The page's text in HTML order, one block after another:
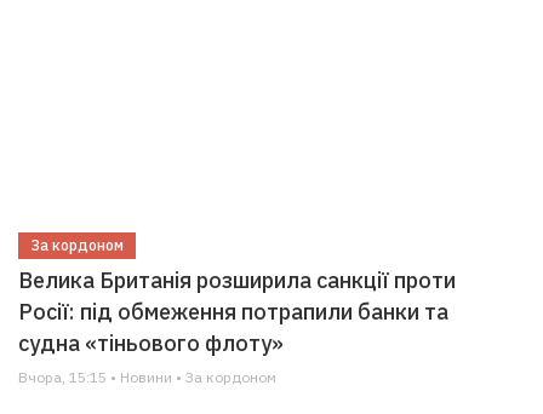
За кордоном
Велика Британія розширила санкції проти
Росії: під обмеження потрапили банки та
судна «тіньового флоту»
Вчора, 15:15 • Новини • За кордоном